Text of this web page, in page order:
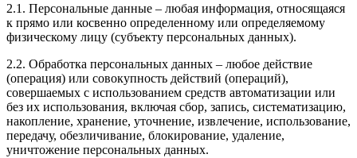
2.1. Персональные данные – любая информация, относящаяся
к прямо или косвенно определенному или определяемому
физическому лицу (субъекту персональных данных).
2.2. Обработка персональных данных – любое действие
(операция) или совокупность действий (операций),
совершаемых с использованием средств автоматизации или
без их использования, включая сбор, запись, систематизацию,
накопление, хранение, уточнение, извлечение, использование,
передачу, обезличивание, блокирование, удаление,
уничтожение персональных данных.